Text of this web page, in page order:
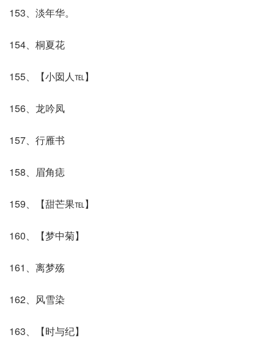
153、淡年华。
154、桐夏花
155、【小囡人℡】
156、龙吟凤
157、行雁书
158、眉角痣
159、【甜芒果℡】
160、【梦中菊】
161、离梦殇
162、风雪染
163、【时与纪】